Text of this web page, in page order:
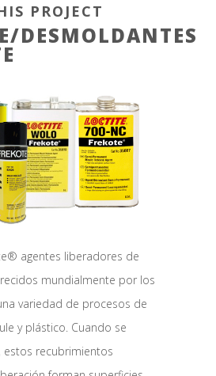
PROJECT
DESMOLDANTES
agentes liberadores de
mundialmente por los
variedad de procesos de
y plástico. Cuando se
estos recubrimientos